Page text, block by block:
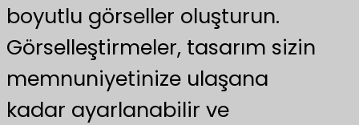
boyutlu görseller oluşturun.
Görselleştirmeler, tasarım sizin
memnuniyetinize ulaşana
kadar ayarlanabilir ve